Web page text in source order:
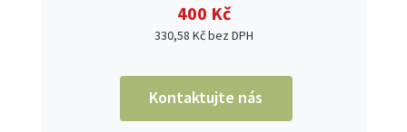
400 Kč
330,58 Kč bez DPH
Kontaktujte nás